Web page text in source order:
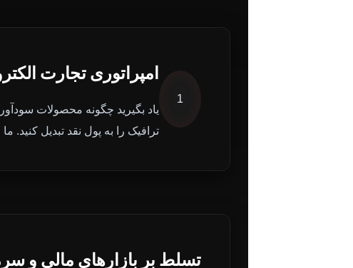
1
امپراتوری تجارت
یاد بگیرید چگونه محصولات سودآور
ترافیک را به پول نقد تبدیل
تسلط بر بازارهای مالی و